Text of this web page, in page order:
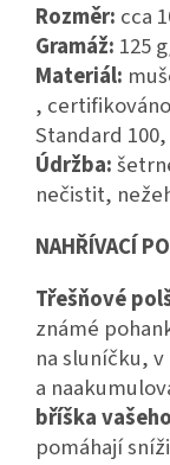
Rozměr: cca
Gramáž: 125
Materiál:
,
Standard
Údržba:
nečistit,
NAHŘÍVACÍ
Třešňové
známé
na sluníčku,
a
bříška
pomáhají